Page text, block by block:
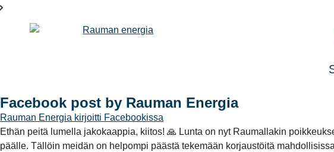
Facebook post by Rauman Energia
Rauman Energia kirjoitti Facebookissa
Ethän peitä lumella jakokaappia, kiitos! 🙏 Lunta on nyt Raumallakin
päälle. Tällöin meidän on helpompi päästä tekemään korjaustöitä